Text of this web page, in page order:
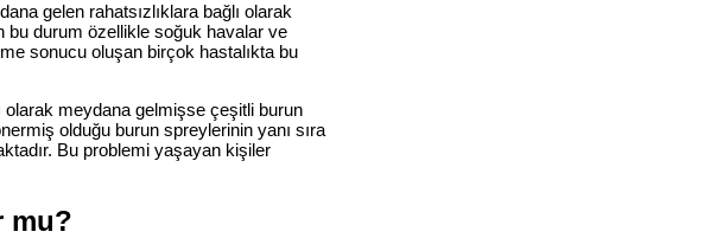
gelen rahatsızlıklara bağlı olarak
bu durum özellikle soğuk havalar ve
sonucu oluşan birçok hastalıkta bu
olarak meydana gelmişse çeşitli burun
olduğu burun spreylerinin yanı sıra
Bu problemi yaşayan kişiler
mu?